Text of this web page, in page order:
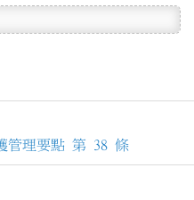
管理要點 第 38 條